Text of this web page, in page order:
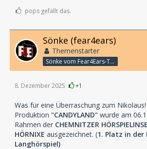
pops gefällt das.
Sönke (fear4ears)
Themenstarter
Sönke vom Fear4Ears-Team
8. Dezember 2025 +1
Was für eine Überraschung zum
Produktion "CANDYLAND" wurde am
Rahmen der CHEMNITZER
HÖRNIXE ausgezeichnet. (1. Platz in der
Langhörspiel)